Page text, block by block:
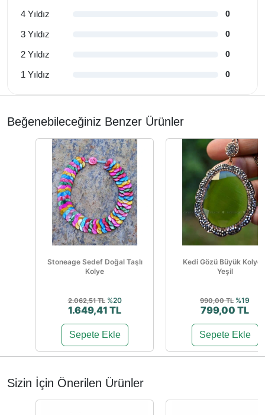
4 Yıldız 0
3 Yıldız 0
2 Yıldız 0
1 Yıldız 0
Beğenebileceğiniz Benzer Ürünler
Stoneage Sedef Doğal Taşlı
Kolye
2.062,51 TL %20
1.649,41 TL
Sepete Ekle
Kedi Gözü Büyük Kolye
Yeşil
990,00 TL %19
799,00 TL
Sepete Ekle
Sizin İçin Önerilen Ürünler